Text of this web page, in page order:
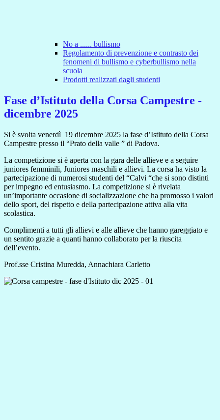
No a ...... bullismo
Regolamento di prevenzione e contrasto dei
fenomeni di bullismo e cyberbullismo nella
scuola
Prodotti realizzati dagli studenti
Fase d’Istituto della Corsa Campestre -
dicembre 2025
Si è svolta venerdì 19 dicembre 2025 la fase d’Istituto della Corsa
Campestre presso il “Prato della valle ” di Padova.
La competizione si è aperta con la gara delle allieve e a seguire
juniores femminili, Juniores maschili e allievi. La corsa ha visto la
partecipazione di numerosi studenti del “Calvi “che si sono distinti
per impegno ed entusiasmo. La competizione si è rivelata
un’importante occasione di socializzazione che ha promosso i valori
dello sport, del rispetto e della partecipazione attiva alla vita
scolastica.
Complimenti a tutti gli allievi e alle allieve che hanno gareggiato e
un sentito grazie a quanti hanno collaborato per la riuscita
dell’evento.
Prof.sse Cristina Muredda, Annachiara Carletto